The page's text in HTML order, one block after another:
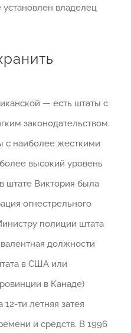
владелец
— есть штаты с
законодательством.
с наиболее жесткими
высокий уровень
штате Виктория была
огнестрельного
полиции штата
должности
в США или
в Канаде)
ти летняя затея
и средств. В 1996